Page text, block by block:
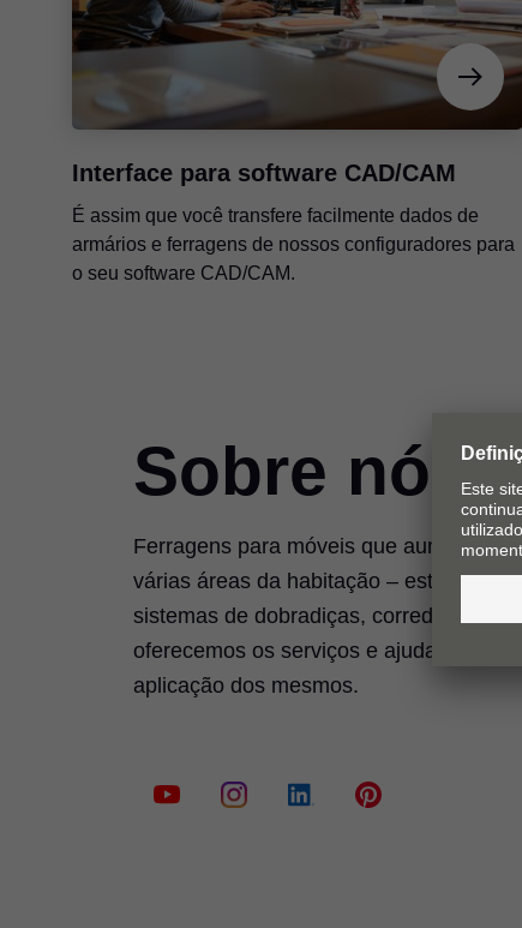
Interface para software CAD/CAM
É assim que você transfere facilmente dados de
armários e ferragens de nossos configuradores para
o seu software CAD/CAM.
Sobre nós
Ferragens para móveis que aumentam
várias áreas da habitação – este é o
sistemas de dobradiças, corrediças,
oferecemos os serviços e ajudas de
aplicação dos mesmos.